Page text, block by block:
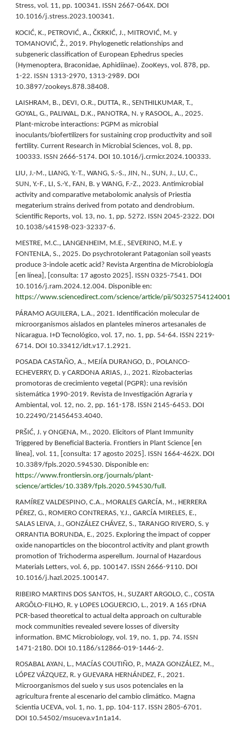
Stress, vol. 11, pp. 100341. ISSN 2667-064X. DOI
10.1016/j.stress.2023.100341.
KOCIĆ, K., PETROVIĆ, A., ČKRKIĆ, J., MITROVIĆ, M. y
TOMANOVIĆ, Ž., 2019. Phylogenetic relationships and
subgeneric classification of European Ephedrus species
(Hymenoptera, Braconidae, Aphidiinae). ZooKeys, vol. 878, pp.
1-22. ISSN 1313-2970, 1313-2989. DOI
10.3897/zookeys.878.38408.
LAISHRAM, B., DEVI, O.R., DUTTA, R., SENTHILKUMAR, T.,
GOYAL, G., PALIWAL, D.K., PANOTRA, N. y RASOOL, A., 2025.
Plant-microbe interactions: PGPM as microbial
inoculants/biofertilizers for sustaining crop productivity and soil
fertility. Current Research in Microbial Sciences, vol. 8, pp.
100333. ISSN 2666-5174. DOI 10.1016/j.crmicr.2024.100333.
LIU, J.-M., LIANG, Y.-T., WANG, S.-S., JIN, N., SUN, J., LU, C.,
SUN, Y.-F., LI, S.-Y., FAN, B. y WANG, F.-Z., 2023. Antimicrobial
activity and comparative metabolomic analysis of Priestia
megaterium strains derived from potato and dendrobium.
Scientific Reports, vol. 13, no. 1, pp. 5272. ISSN 2045-2322. DOI
10.1038/s41598-023-32337-6.
MESTRE, M.C., LANGENHEIM, M.E., SEVERINO, M.E. y
FONTENLA, S., 2025. Do psychrotolerant Patagonian soil yeasts
produce 3-indole acetic acid? Revista Argentina de Microbiología
[en línea], [consulta: 17 agosto 2025]. ISSN 0325-7541. DOI
10.1016/j.ram.2024.12.004. Disponible en:
https://www.sciencedirect.com/science/article/pii/
PÁRAMO AGUILERA, L.A., 2021. Identificación molecular de
microorganismos aislados en planteles mineros artesanales de
Nicaragua. I+D Tecnológico, vol. 17, no. 1, pp. 54-64. ISSN 2219-
6714. DOI 10.33412/idt.v17.1.2921.
POSADA CASTAÑO, A., MEJÍA DURANGO, D., POLANCO-
ECHEVERRY, D. y CARDONA ARIAS, J., 2021. Rizobacterias
promotoras de crecimiento vegetal (PGPR): una revisión
sistemática 1990-2019. Revista de Investigación Agraria y
Ambiental, vol. 12, no. 2, pp. 161-178. ISSN 2145-6453. DOI
10.22490/21456453.4040.
PRŠIĆ, J. y ONGENA, M., 2020. Elicitors of Plant Immunity
Triggered by Beneficial Bacteria. Frontiers in Plant Science [en
línea], vol. 11, [consulta: 17 agosto 2025]. ISSN 1664-462X. DOI
10.3389/fpls.2020.594530. Disponible en:
https://www.frontiersin.org/journals/plant-
science/articles/10.3389/fpls.2020.594530/full .
RAMÍREZ VALDESPINO, C.A., MORALES GARCÍA, M., HERRERA
PÉREZ, G., ROMERO CONTRERAS, Y.J., GARCÍA MIRELES, E.,
SALAS LEIVA, J., GONZÁLEZ CHÁVEZ, S., TARANGO RIVERO, S. y
ORRANTIA BORUNDA, E., 2025. Exploring the impact of copper
oxide nanoparticles on the biocontrol activity and plant growth
promotion of Trichoderma asperellum. Journal of Hazardous
Materials Letters, vol. 6, pp. 100147. ISSN 2666-9110. DOI
10.1016/j.hazl.2025.100147.
RIBEIRO MARTINS DOS SANTOS, H., SUZART ARGOLO, C., COSTA
ARGÔLO-FILHO, R. y LOPES LOGUERCIO, L., 2019. A 16S rDNA
PCR-based theoretical to actual delta approach on culturable
mock communities revealed severe losses of diversity
information. BMC Microbiology, vol. 19, no. 1, pp. 74. ISSN
1471-2180. DOI 10.1186/s12866-019-1446-2.
ROSABAL AYAN, L., MACÍAS COUTIÑO, P., MAZA GONZÁLEZ, M.,
LÓPEZ VÁZQUEZ, R. y GUEVARA HERNÁNDEZ, F., 2021.
Microorganismos del suelo y sus usos potenciales en la
agricultura frente al escenario del cambio climático. Magna
Scientia UCEVA, vol. 1, no. 1, pp. 104-117. ISSN 2805-6701.
DOI 10.54502/msuceva.v1n1a14.